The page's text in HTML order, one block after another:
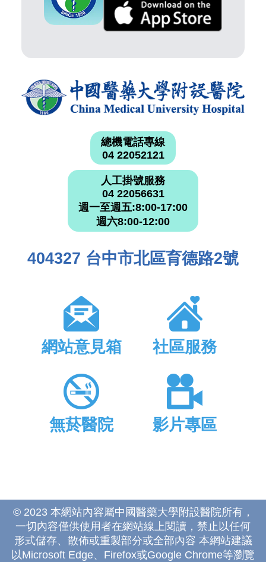
總機電話專線
04 22052121
人工掛號服務
04 22056631
週一至週五:8:00-17:00
週六8:00-12:00
404327 台中市北區育德路2號
網站意見箱 社區服務
無菸醫院 影片專區
© 2023 本網站內容屬中國醫藥大學附設醫院所有，
一切內容僅供使用者在網站線上閱讀，禁止以任何
形式儲存、散佈或重製部分或全部內容 本網站建議
以Microsoft Edge、Firefox或Google Chrome等瀏覽